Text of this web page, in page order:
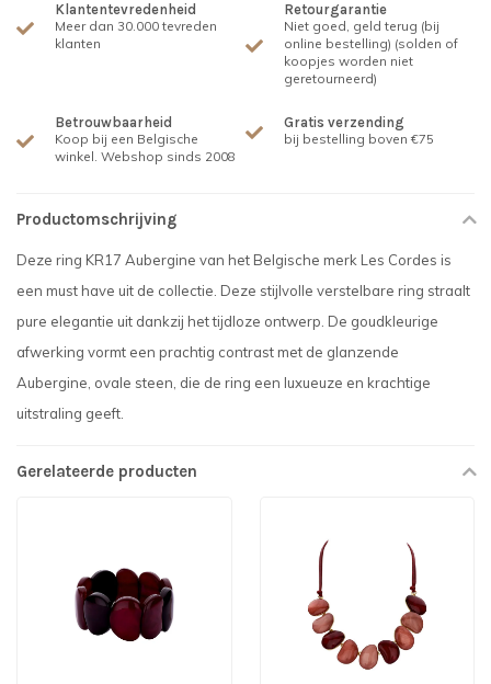
Klantentevredenheid
Meer dan 30.000 tevreden
klanten
Retourgarantie
Niet goed, geld terug (bij
online bestelling) (solden of
koopjes worden niet
geretourneerd)
Betrouwbaarheid
Koop bij een Belgische
winkel. Webshop sinds 2008
Gratis verzending
bij bestelling boven €75
Productomschrijving
Deze ring KR17 Aubergine van het Belgische merk Les Cordes is
een must have uit de collectie. Deze stijlvolle verstelbare ring straalt
pure elegantie uit dankzij het tijdloze ontwerp. De goudkleurige
afwerking vormt een prachtig contrast met de glanzende
Aubergine, ovale steen, die de ring een luxueuze en krachtige
uitstraling geeft.
Gerelateerde producten